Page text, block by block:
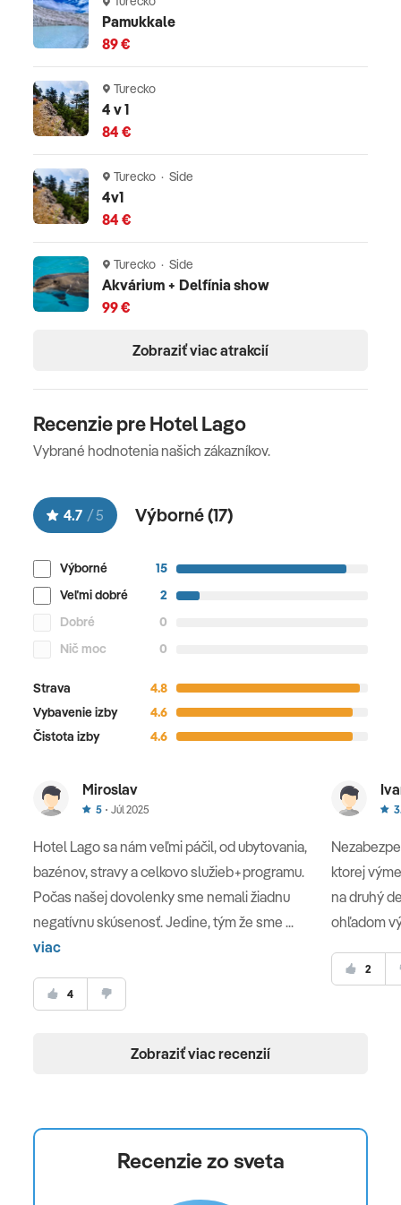
telefóne 24/7
Celková cena nezahŕňa
Komplexné cestovné poistenie - viac informácií v CK
*****
Pamukkale
89 €
Turecko
4 v 1
84 €
Turecko · Side
4v1
84 €
Turecko · Side
Akvárium + Delfínia show
99 €
Zobraziť viac atrakcií
Recenzie pre Hotel Lago
Vybrané hodnotenia našich zákazníkov.
4.7 /5 Výborné (17)
Výborné
15
Veľmi dobré
2
Dobré
0
Nič moc
0
Strava
4.8
Vybavenie izby
4.6
Čistota izby
4.6
Miroslav
5 Júl 2025
Hotel Lago sa nám veľmi páčil, od ubytovania,
bazénov, stravy a celkovo služieb+programu.
Počas našej dovolenky sme nemali žiadnu
negatívnu skúsenosť. Jedine, tým že sme ...
viac
4
ktorej
na druhý
ohľadom
2
Zobraziť viac recenzií
Recenzie zo sveta